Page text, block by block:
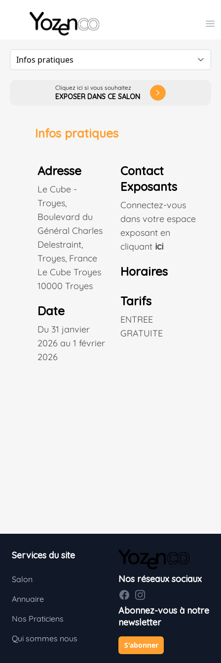
Yozenco - Organisateur de Salons, Evénements et
Cliquez ici si vous souhaitez
EXPOSER DANS CE SALON arrow_forward_ios
Infos pratiques
Adresse
Le Cube -
Troyes,
Boulevard du
Général Charles
Delestraint,
Troyes, France
Le Cube Troyes
10000 Troyes
Date
Du 31 janvier
2026 au 1 février
2026
Contact
Exposants
Connectez-vous
dans votre espace
exposant en
cliquant ici
Horaires
Tarifs
ENTREE
GRATUITE
Services du site
Salon
Annuaire
Nos Praticiens
Qui sommes nous
Nos réseaux sociaux
FacebookInstagram
Abonnez-vous à notre
newsletter
S'abonner